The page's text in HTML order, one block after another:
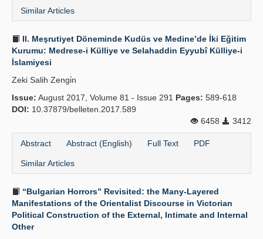
Similar Articles
II. Meşrutiyet Döneminde Kudüs ve Medine’de İki Eğitim
Kurumu: Medrese-i Külliye ve Selahaddin Eyyubî Külliye-i
İslamiyesi
Zeki Salih Zengi̇n
Issue: August 2017, Volume 81 - Issue 291 Pages: 589-618
DOI: 10.37879/belleten.2017.589
6458
3412
Abstract Abstract (English) Full Text PDF
Similar Articles
“Bulgarian Horrors” Revisited: the Many-Layered
Manifestations of the Orientalist Discourse in Victorian
Political Construction of the External, Intimate and Internal
Other